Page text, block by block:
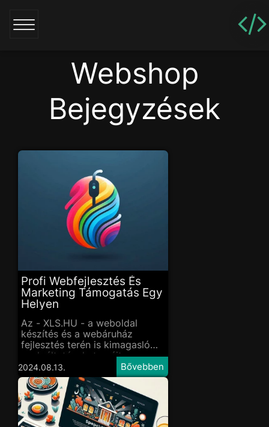
Webshop
Bejegyzések
Profi Webfejlesztés És
Marketing Támogatás Egy
Helyen
Az - XLS.HU - a weboldal
készítés és a webáruház
fejlesztés terén is kimagasló
szolgáltatásokat nyújt.
Azonban nem állnak meg itt:
marketing támogatással
biztosítják, hogy az elkészült
oldal vagy webáruház valóban
elérje a célját. Keresd őket a
xls.h
2024.08.13.